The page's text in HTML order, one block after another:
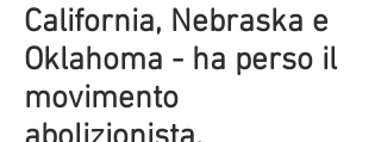
California, Nebraska e
Oklahoma - ha perso il
movimento